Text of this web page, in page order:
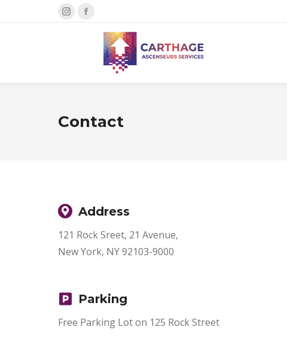
InstagramFacebook
page
opens
Contact
Address
121 Rock Sreet, 21 Avenue,
New York, NY 92103-9000
Parking
Free Parking Lot on 125 Rock Street